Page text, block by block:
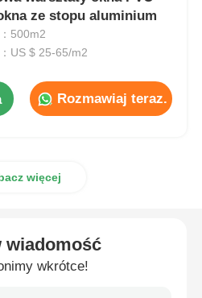
ze stali
ze stopu aluminium
500m2
US $ 25-65/m2
Rozmawiaj teraz.
więcej
wiadomość
wkrótce!